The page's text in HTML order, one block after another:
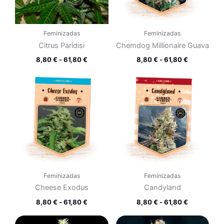
Feminizadas
Citrus Paridisi
8,80€ - 61,80€
Feminizadas
Chemdog Millionaire Guava
8,80€ - 61,80€
Feminizadas
Cheese Exodus
8,80€ - 61,80€
Rango
de
desde
8,80 €
61,80 €
Feminizadas
Candyland
8,80€ - 61,80€
de
precios:
desde
8,80 €
hasta
61,80 €
Rango
Rango